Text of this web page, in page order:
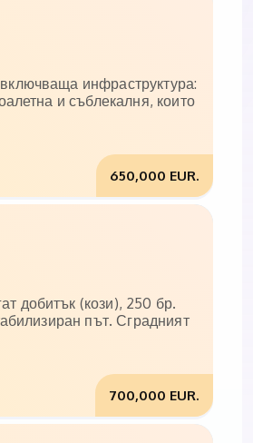
инфраструктура:
и съблекалня, които
650,000 EUR.
добитък (кози), 250 бр.
път. Сградният
700,000 EUR.